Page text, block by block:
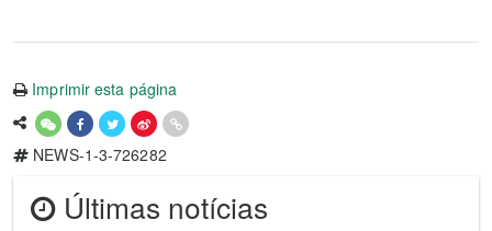
Imprimir esta página
NEWS-1-3-726282
Últimas notícias